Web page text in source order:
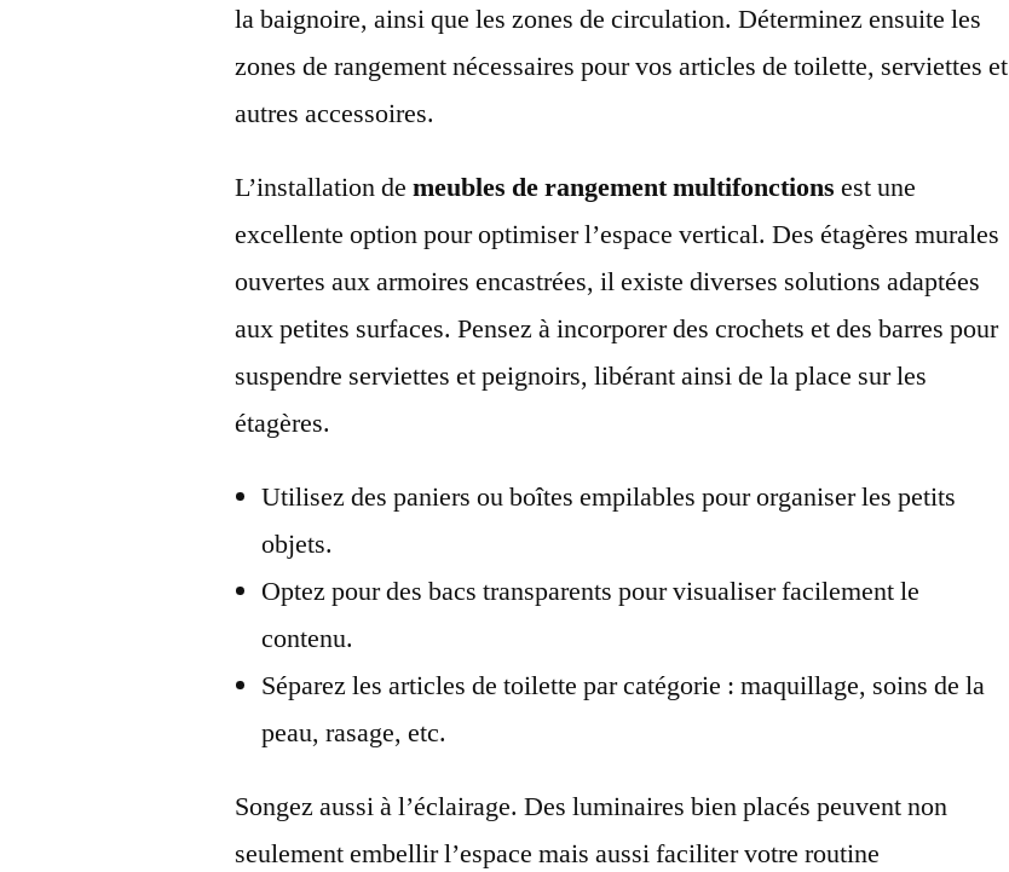
la baignoire, ainsi que les zones de circulation. Déterminez ensuite les
zones de rangement nécessaires pour vos articles de toilette, serviettes et
autres accessoires.
L’installation demeubles de rangement multifonctions est une
excellente option pour optimiser l’espace vertical. Des étagères murales
ouvertes aux armoires encastrées, il existe diverses solutions adaptées
aux petites surfaces. Pensez à incorporer des crochets et des barres pour
suspendre serviettes et peignoirs, libérant ainsi de la place sur les
étagères.
Utilisez des paniers ou boîtes empilables pour organiser les petits
objets.
Optez pour des bacs transparents pour visualiser facilement le
contenu.
Séparez les articles de toilette par catégorie : maquillage, soins de la
peau, rasage, etc.
Songez aussi à l’éclairage. Des luminaires bien placés peuvent non
seulement embellir l’espace mais aussi faciliter votre routine